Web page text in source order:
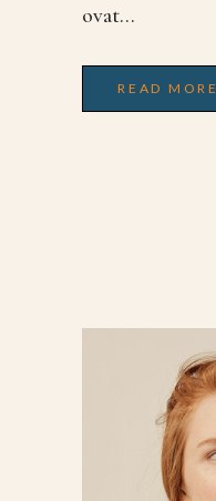
ovat...
READ MORE